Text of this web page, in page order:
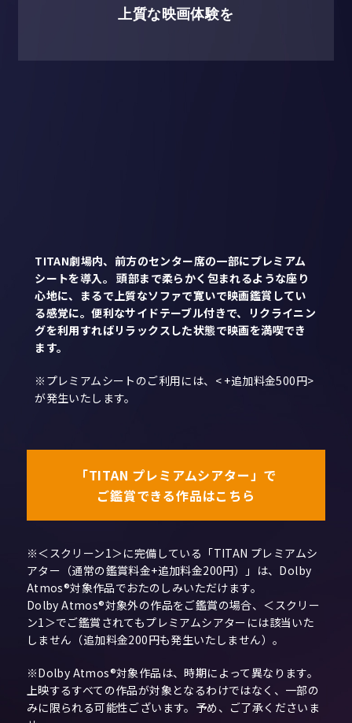
上質な映画体験を
TITAN劇場内、前方のセンター席の一部にプレミアム
シートを導入。 頭部まで柔らかく包まれるような座り
心地に、まるで上質なソファで寛いで映画鑑賞してい
る感覚に。便利なサイドテーブル付きで、リクライニン
グを利用すればリラックスした状態で映画を満喫でき
ます。
※プレミアムシートのご利用には、< +追加料金500円>
が発生いたします。
「TITAN プレミアムシアター」で
ご鑑賞できる作品はこちら
※＜スクリーン1＞に完備している「TITAN プレミアムシ
アター（通常の鑑賞料金+追加料金200円）」は、Dolby
Atmos®対象作品でおたのしみいただけます。
Dolby Atmos®対象外の作品をご鑑賞の場合、＜スクリー
ン1＞でご鑑賞されてもプレミアムシアターには該当いた
しません（追加料金200円も発生いたしません）。
※Dolby Atmos®対象作品は、時期によって異なります。
上映するすべての作品が対象となるわけではなく、一部の
みに限られる可能性ございます。予め、ご了承くださいま